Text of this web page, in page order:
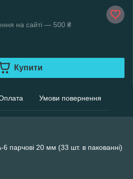
на сайті — 500 ₴
Купити
Умови повернення
6 парчові 20 мм (33 шт. в пакованні)